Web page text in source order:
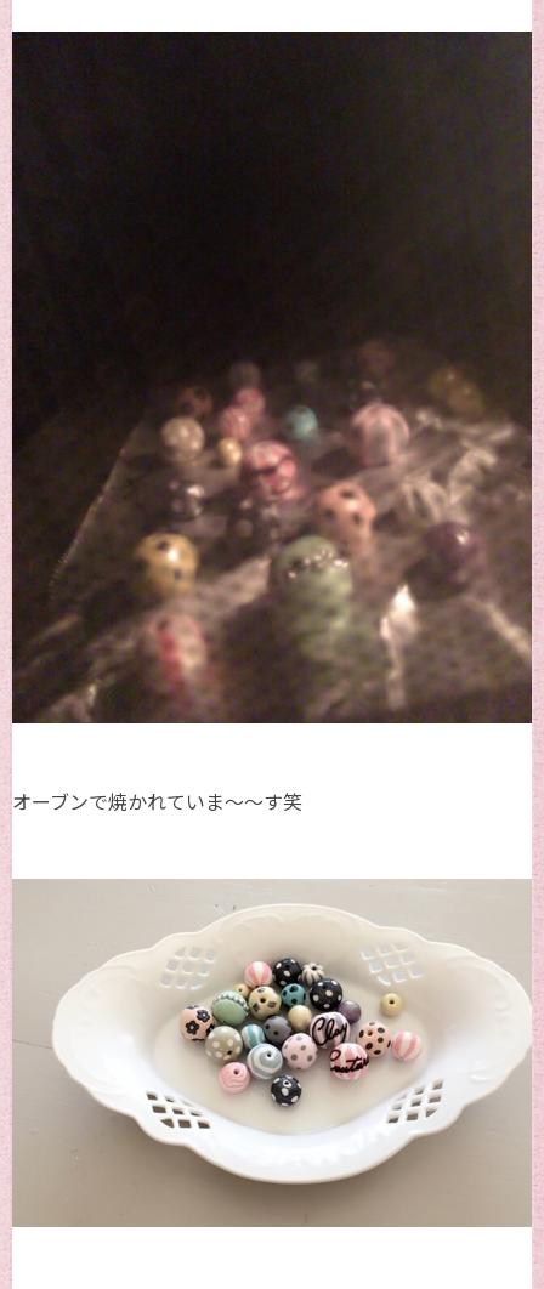
オーブンで焼かれていま～～す笑